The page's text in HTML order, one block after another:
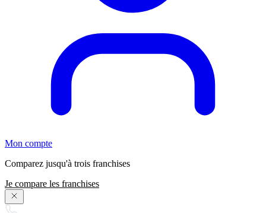
Mon compte
Comparez jusqu'à trois franchises
Je compare les franchises